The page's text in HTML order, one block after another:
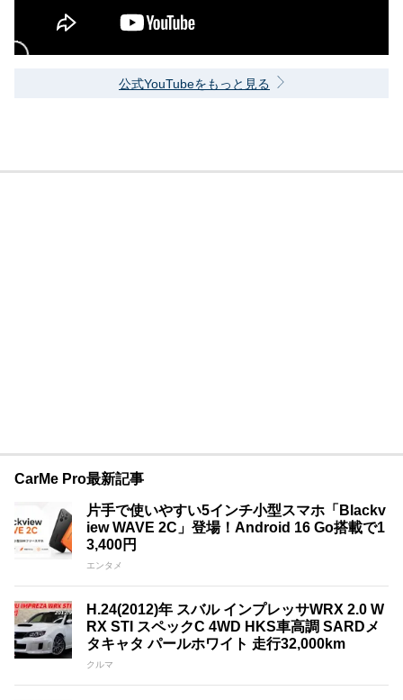
公式YouTubeをもっと見る
CarMe Pro最新記事
片手で使いやすい5インチ小型スマホ「Blackv
iew WAVE 2C」登場！Android 16 Go搭載で1
3,400円
エンタメ
H.24(2012)年 スバル インプレッサWRX 2.0 W
RX STI スペックC 4WD HKS車高調 SARDメ
タキャタ パールホワイト 走行32,000km
クルマ